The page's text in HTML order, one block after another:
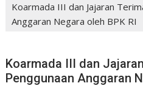
Koarmada III dan Jajaran
Anggaran Negara oleh BPK RI
Koarmada III dan
Penggunaan Anggaran